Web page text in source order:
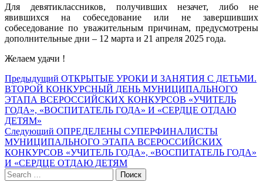
Для девятиклассников, получивших незачет, либо не
явившихся на собеседование или не завершивших
собеседование по уважительным причинам, предусмотрены
дополнительные дни – 12 марта и 21 апреля 2025 года.
Желаем удачи !
Навигация
по
записям
Предыдущий Предыдущий
пост:
ОТКРЫТЫЕ УРОКИ И ЗАНЯТИЯ С ДЕТЬМИ.
ВТОРОЙ КОНКУРСНЫЙ ДЕНЬ МУНИЦИПАЛЬНОГО
ЭТАПА ВСЕРОССИЙСКИХ КОНКУРСОВ «УЧИТЕЛЬ
ГОДА», «ВОСПИТАТЕЛЬ ГОДА» И «СЕРДЦЕ ОТДАЮ
ДЕТЯМ»
Следующий Следующий
пост:
ОПРЕДЕЛЕНЫ СУПЕРФИНАЛИСТЫ
МУНИЦИПАЛЬНОГО ЭТАПА ВСЕРОССИЙСКИХ
КОНКУРСОВ «УЧИТЕЛЬ ГОДА», «ВОСПИТАТЕЛЬ ГОДА»
И «СЕРДЦЕ ОТДАЮ ДЕТЯМ
Search
Поиск